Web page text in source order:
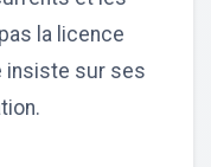
la licence
insiste sur ses